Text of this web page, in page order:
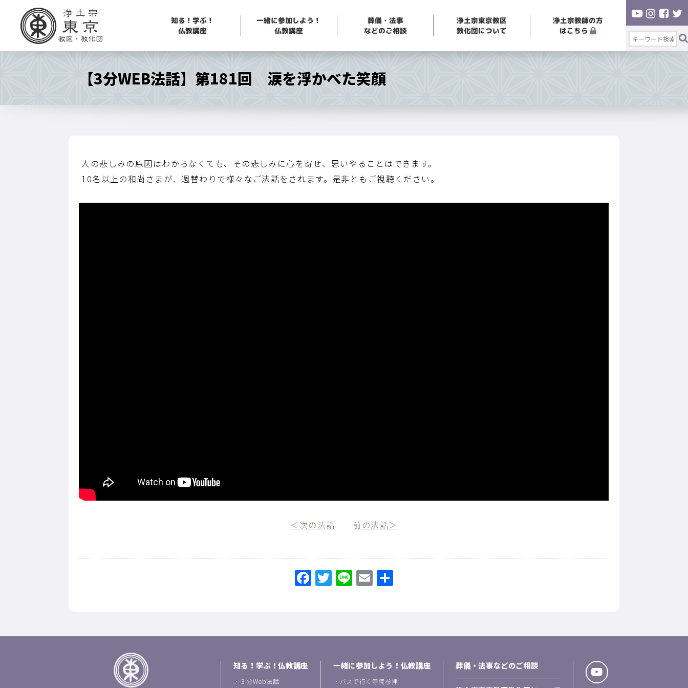
知る！学ぶ！
仏教講座
一緒に参加しよう！
仏教講座
葬儀・法事
などのご相談
浄土宗東京教区
教化団について
浄土宗教師の方
はこちら
【3分WEB法話】第181回 涙を浮かべた笑顔
人の悲しみの原因はわからなくても、その悲しみに心を寄せ、思いやることはできます。
10名以上の和尚さまが、週替わりで様々なご法話をされます。是非ともご視聴ください。
＜次の法話 前の法話＞
Facebook
Twitter
LineEmail
知る！学ぶ！仏教講座
・ ３分Web法話
一緒に参加しよう！仏教講座
・ バスで行く寺院参拝
葬儀・法事などのご相談